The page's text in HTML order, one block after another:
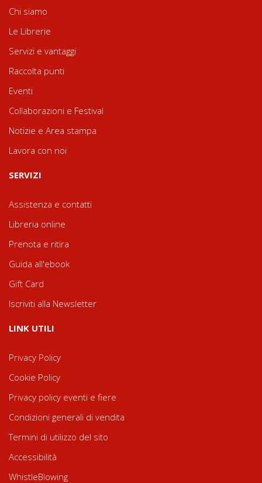
Chi siamo
Le Librerie
Servizi e vantaggi
Raccolta punti
Eventi
Collaborazioni e Festival
Notizie e Area stampa
Lavora con noi
SERVIZI
Assistenza e contatti
Libreria online
Prenota e ritira
Guida all'ebook
Gift Card
Iscriviti alla Newsletter
LINK UTILI
Privacy Policy
Cookie Policy
Privacy policy eventi e fiere
Condizioni generali di vendita
Termini di utilizzo del sito
Accessibilità
WhistleBlowing